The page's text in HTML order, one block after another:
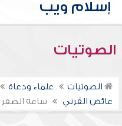
الصوتيات
الصوتيات علماء ودعاة
عائض القرني
ساعة الصفر